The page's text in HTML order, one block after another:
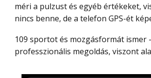
méri a pulzust és egyéb értékeket,
nincs benne, de a telefon GPS-ét
109 sportot és mozgásformát ismer – de nem egy
professzionális megoldás, viszont